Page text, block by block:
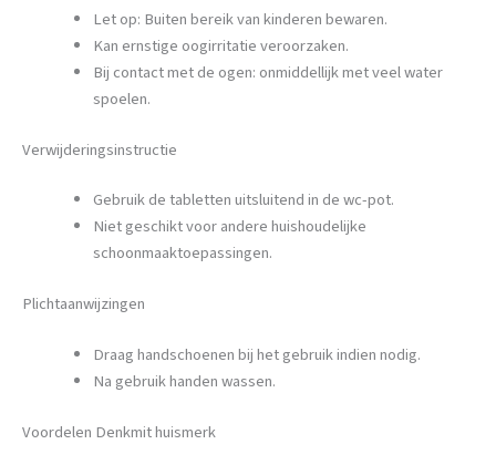
Let op: Buiten bereik van kinderen bewaren.
Kan ernstige oogirritatie veroorzaken.
Bij contact met de ogen: onmiddellijk met veel water
spoelen.
Verwijderingsinstructie
Gebruik de tabletten uitsluitend in de wc-pot.
Niet geschikt voor andere huishoudelijke
schoonmaaktoepassingen.
Plichtaanwijzingen
Draag handschoenen bij het gebruik indien nodig.
Na gebruik handen wassen.
Voordelen Denkmit huismerk